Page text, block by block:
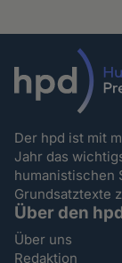
Der hpd ist mit
Jahr das
humanistischen
Grundsatztexte
Über den
Über uns
Redaktion